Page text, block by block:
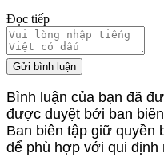
Đọc tiếp
Gửi bình luận
Bình luận của bạn đã
được duyệt bởi ban
Ban biên tập giữ quyền
để phù hợp với qui định